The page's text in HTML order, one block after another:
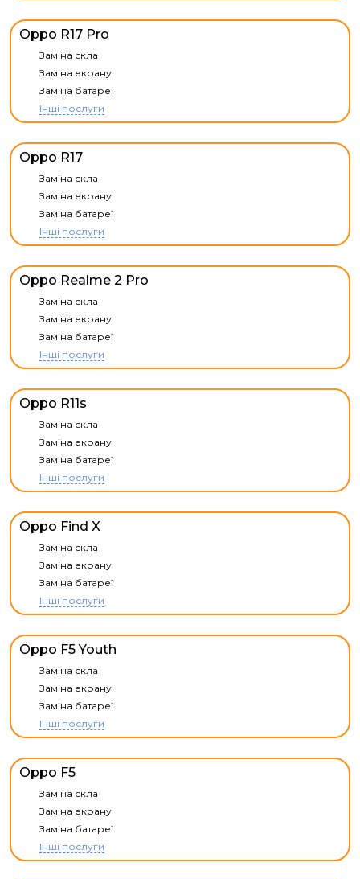
Oppo R17 Pro
Заміна скла
Заміна екрану
Заміна батареї
Інші послуги
Oppo R17
Заміна скла
Заміна екрану
Заміна батареї
Інші послуги
Oppo Realme 2 Pro
Заміна скла
Заміна екрану
Заміна батареї
Інші послуги
Oppo R11s
Заміна скла
Заміна екрану
Заміна батареї
Інші послуги
Oppo Find X
Заміна скла
Заміна екрану
Заміна батареї
Інші послуги
Oppo F5 Youth
Заміна скла
Заміна екрану
Заміна батареї
Інші послуги
Oppo F5
Заміна скла
Заміна екрану
Заміна батареї
Інші послуги